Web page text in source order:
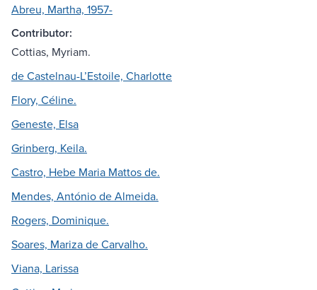
Abreu, Martha, 1957-
Contributor:
Cottias, Myriam.
de Castelnau-L’Estoile, Charlotte
Flory, Céline.
Geneste, Elsa
Grinberg, Keila.
Castro, Hebe Maria Mattos de.
Mendes, António de Almeida.
Rogers, Dominique.
Soares, Mariza de Carvalho.
Viana, Larissa